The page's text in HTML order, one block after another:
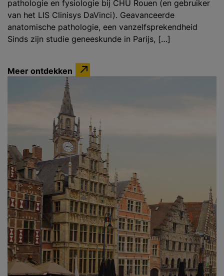
pathologie en fysiologie bij CHU Rouen (en gebruiker
van het LIS Clinisys DaVinci). Geavanceerde
anatomische pathologie, een vanzelfsprekendheid
Sinds zijn studie geneeskunde in Parijs, […]
Meer ontdekken